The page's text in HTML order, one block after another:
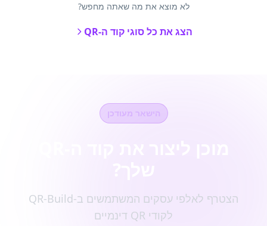
לא מוצא את מה שאתה מחפש?
הצג את כל סוגי קוד ה-QR
הישאר מעודכן
הצטרף לאלפי עסקים המשתמשים ב-QR-Build
לקודי QR דינמיים